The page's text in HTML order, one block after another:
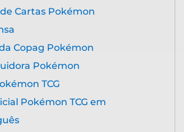
Cartas Pokémon
Copag Pokémon
Pokémon
TCG
Pokémon TCG em